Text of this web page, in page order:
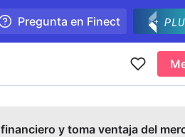
Pregunta en Finect
y toma ventaja del